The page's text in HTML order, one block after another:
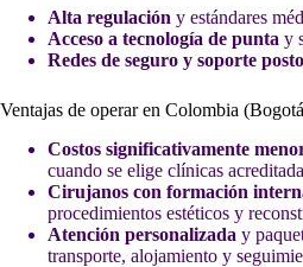
Alta regulación y estándares
Acceso a tecnología de punta y
Redes de seguro y soporte
Ventajas de operar en Colombia
Costos significativamente
cuando se elige clínicas
Cirujanos con formación
procedimientos estéticos y
Atención personalizada y
transporte, alojamiento y